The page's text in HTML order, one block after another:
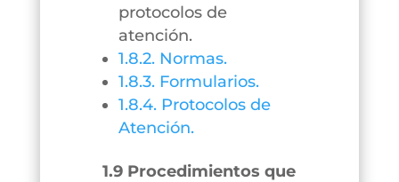
protocolos de
atención.
1.8.2. Normas.
1.8.3. Formularios.
1.8.4. Protocolos de
Atención.
1.9 Procedimientos que